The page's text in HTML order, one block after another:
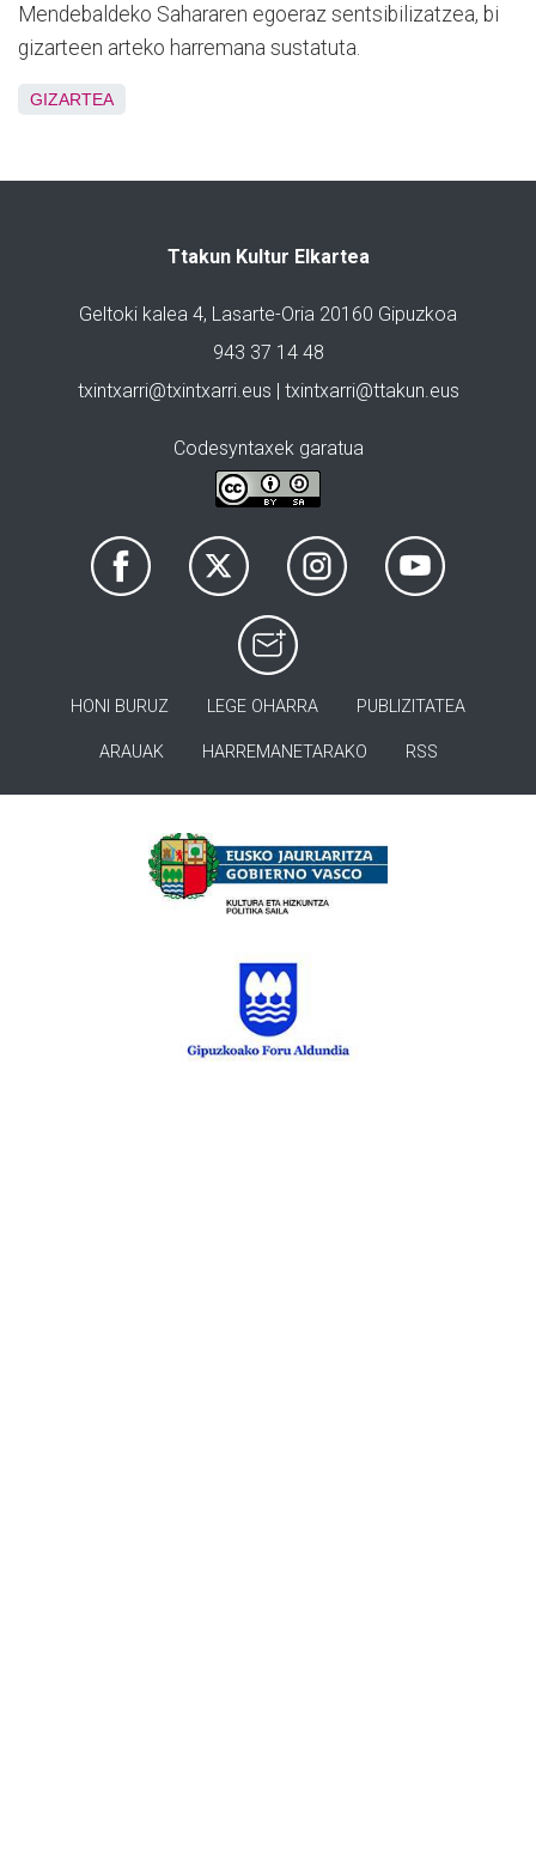
Mendebaldeko Sahararen egoeraz sentsibilizatzea, bi
gizarteen arteko harremana sustatuta.
GIZARTEA
Ttakun Kultur Elkartea
Geltoki kalea 4, Lasarte-Oria 20160 Gipuzkoa
943 37 14 48
txintxarri@txintxarri.eus | txintxarri@ttakun.eus
Codesyntaxek garatua
HONI BURUZ LEGE OHARRA PUBLIZITATEA
ARAUAK HARREMANETARAKO RSS